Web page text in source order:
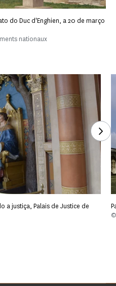
do Duc d'Enghien, a 20 de março
nationaux
a justiça, Palais de Justice de